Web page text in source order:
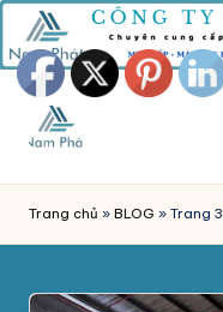
Skip
to
content
Ú
T
X
Tnhh
Trang chủ » BLOG » Trang 3